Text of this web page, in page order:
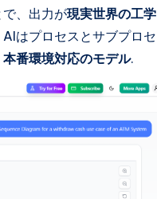
、出力が現実世界の工学
はプロセスとサブプロセ
番環境対応のモデル.